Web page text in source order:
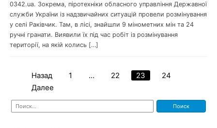
0342.ua. Зокрема, піротехніки обласного управління Державної
служби України із надзвичайних ситуацій провели розмінування
у селі Раківчик. Там, в лісі, знайшли 9 мінометних мін та 24
ручні гранати. Виявили їх під час робіт із розмінування
території, на якій колись […]
Пагинация
записей
Назад 1 … 22 23
24
Далее
Найти: